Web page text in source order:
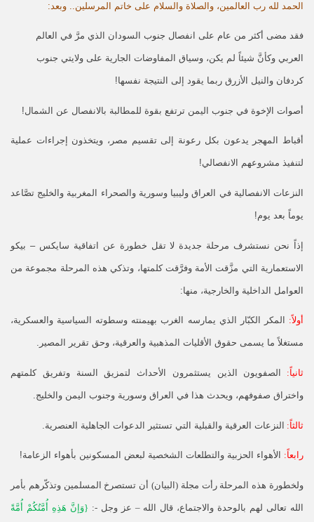
الحمد لله رب العالمين، والصلاة والسلام على خاتم المرسلين.. وبعد:
فقد مضى أكثر من عام على انفصال جنوب السودان الذي مرَّ في العالم
العربي وكأنَّ شيئاً لم يكن، وسياق المفاوضات الجارية على ولايتي جنوب
كردفان والنيل الأزرق ربما يقود إلى النتيجة نفسها!
أصوات الإخوة في جنوب اليمن ترتفع بقوة للمطالبة بالانفصال عن الشمال!
أقباط المهجر يدعون بكل رعونة إلى تقسيم مصر، ويتخذون إجراءات عملية
لتنفيذ مشروعهم الانفصالي!
النزعات الانفصالية في العراق وليبيا وسورية والصحراء المغربية والخليج تصَّاعد
يوماً بعد يوم!
إذاً نحن نستشرف مرحلة جديدة لا تقل خطورة عن اتفاقية سايكس – بيكو
الاستعمارية التي مزَّقت الأمة وفرَّقت كلمتها، وتذكي هذه المرحلة مجموعة من
العوامل الداخلية والخارجية، منها:
أولاً: المكر الكبّار الذي يمارسه الغرب بهيمنته وسطوته السياسية والعسكرية،
مستغلاً ما يسمى حقوق الأقليات المذهبية والعرقية، وحق تقرير المصير.
ثانياً: الصفويون الذين يستثمرون الأحداث لتمزيق السنة وتفريق كلمتهم
واختراق صفوفهم، ويحدث هذا في العراق وسورية وجنوب اليمن والخليج.
ثالثاً: النزعات العرقية والقبلية التي تستثير الدعوات الجاهلية العنصرية.
رابعاً: الأهواء الحزبية والتطلعات الشخصية لبعض المسكونين بأهواء الزعامة!
ولخطورة هذه المرحلة رأت مجلة (البيان) أن تستصرخ المسلمين وتذكّرهم بأمر
الله تعالى لهم بالوحدة والاجتماع، قال الله – عز وجل -:
{وَإنَّ هَذِهِ أُمَّتُكُمْ أُمَّةً